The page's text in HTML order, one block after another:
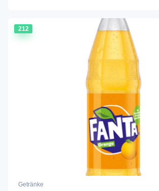
212
Getränke